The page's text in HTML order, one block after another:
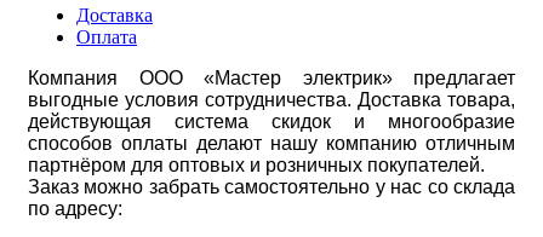
Доставка
Оплата
Компания ООО «Мастер электрик» предлагает
выгодные условия сотрудничества. Доставка товара,
действующая система скидок и многообразие
способов оплаты делают нашу компанию отличным
партнёром для оптовых и розничных покупателей.
Заказ можно забрать самостоятельно у нас со склада
по адресу: